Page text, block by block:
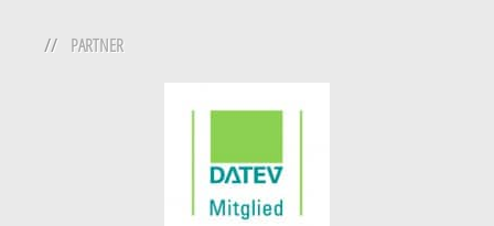
PARTNER